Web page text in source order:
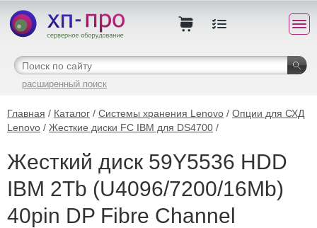
расширенный поиск
Главная / Каталог / Системы хранения Lenovo / Опции для СХД
Lenovo / Жесткие диски FC IBM для DS4700 /
Жесткий диск 59Y5536 HDD
IBM 2Tb (U4096/7200/16Mb)
40pin DP Fibre Channel